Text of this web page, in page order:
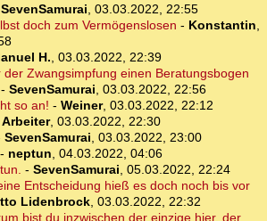
SevenSamurai, 03.03.2022, 22:55
doch zum Vermögenslosen - Konstantin,
H., 03.03.2022, 22:39
der Zwangsimpfung einen Beratungsbogen
- SevenSamurai, 03.03.2022, 22:56
so an! - Weiner, 03.03.2022, 22:12
Arbeiter, 03.03.2022, 22:30
SevenSamurai, 03.03.2022, 23:00
- neptun, 04.03.2022, 04:06
- SevenSamurai, 05.03.2022, 22:24
Entscheidung hieß es doch noch bis vor
Lidenbrock, 03.03.2022, 22:32
bist du inzwischen der einzige hier, der